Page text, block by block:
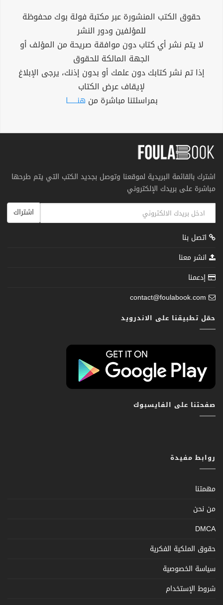
حقوق الكتب المنشورة عبر مكتبة فولة بوك محفوظة
للمؤلفين ودور النشر
لا يتم نشر أي كتاب دون موافقة صريحة من المؤلف أو
الجهة المالكة للحقوق
إذا تم نشر كتابك دون علمك أو بدون إذنك، يرجى الإبلاغ
لإيقاف عرض الكتاب
بمراسلتنا مباشرة من هنــــــا
اشترك بالقائمة البريدية لموقعنا وتوصل بجديد الكتب التي يتم طرحها
مباشرة على بريدك الإلكتروني
اشتراك
اتصل بنا
انشر معنا
إدعمنا
contact@foulabook.com
حمّل تطبيقنا على الاندرويد
صفحتنا على الفايسبوك
روابط مفيدة
مهمتنا
من نحن
DMCA
حقوق الملكية الفكرية
سياسة الخصوصية
شروط الإستخدام